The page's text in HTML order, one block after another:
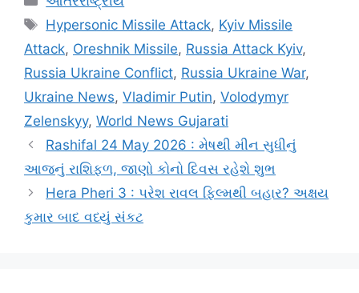
Tags
Hypersonic Missile Attack, Kyiv Missile
Attack, Oreshnik Missile, Russia Attack Kyiv,
Russia Ukraine Conflict, Russia Ukraine War,
Ukraine News, Vladimir Putin, Volodymyr
Zelenskyy, World News Gujarati
Rashifal 24 May 2026 : મેષથી મીન સુધીનું
આજનું રાશિફળ, જાણો કોનો દિવસ રહેશે શુભ
Hera Pheri 3 : પરેશ રાવલ ફિલ્મથી બહાર? અક્ષય
કુમાર બાદ વધ્યું સંકટ